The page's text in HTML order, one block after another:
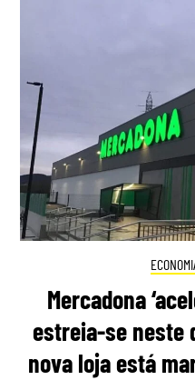
Mercadona
estreia-se neste
nova loja está